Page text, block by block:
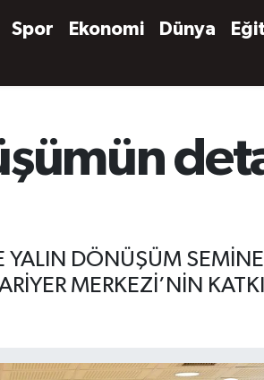
Spor Ekonomi Dünya
YALIN DÖNÜŞÜM
MERKEZİ’NİN